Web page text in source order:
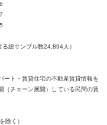
総サンプル数24,894人）
ート・賃貸住宅の不動産賃貸情報を
（チェーン展開）している民間の賃
除く）